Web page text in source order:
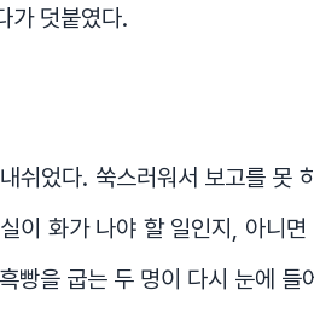
가 덧붙였다.
쉬었다. 쑥스러워서 보고를 못
이 화가 나야 할 일인지, 아니
빵을 굽는 두 명이 다시 눈에